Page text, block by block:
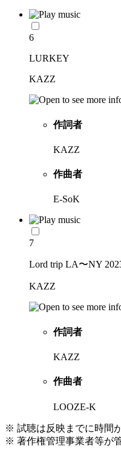
6
LURKEY
KAZZ
作詞者
KAZZ
作曲者
E-SoK
7
Lord trip LA〜NY
KAZZ
作詞者
KAZZ
作曲者
LOOZE-K
※ 試聴は反映までに時間
※ 著作権管理事業者等が